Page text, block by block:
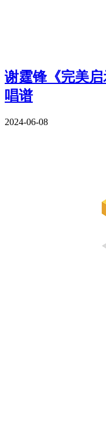
谢霆锋《完美
唱谱
2024-06-08